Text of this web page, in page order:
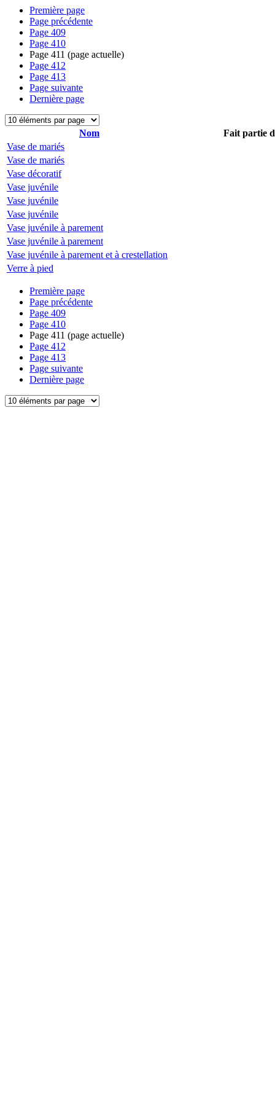
Première page
Page précédente
Page 409
Page 410
Page 411 (page actuelle)
Page 412
Page 413
Page suivante
Dernière page
Nom
Fait partie
Vase de mariés
Vase de mariés
Vase décoratif
Vase juvénile
Vase juvénile
Vase juvénile
Vase juvénile à parement
Vase juvénile à parement
Vase juvénile à parement et à crestellation
Verre à pied
Première page
Page précédente
Page 409
Page 410
Page 411 (page actuelle)
Page 412
Page 413
Page suivante
Dernière page